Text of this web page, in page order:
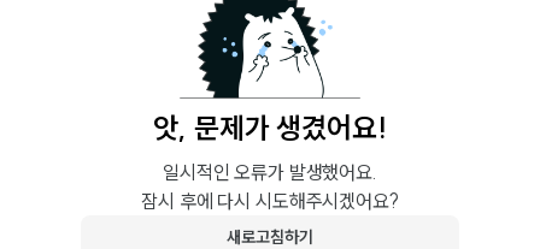
앗, 문제가 생겼어요!
일시적인 오류가 발생했어요.
잠시 후에 다시 시도해주시겠어요?
새로고침하기